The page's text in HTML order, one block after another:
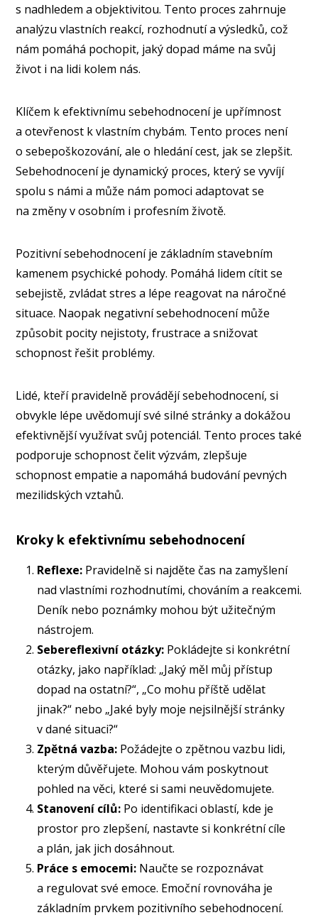
s nadhledem a objektivitou. Tento proces zahrnuje
analýzu vlastních reakcí, rozhodnutí a výsledků, což
nám pomáhá pochopit, jaký dopad máme na svůj
život i na lidi kolem nás.
Klíčem k efektivnímu sebehodnocení je upřímnost
a otevřenost k vlastním chybám. Tento proces není
o sebepoškozování, ale o hledání cest, jak se zlepšit.
Sebehodnocení je dynamický proces, který se vyvíjí
spolu s námi a může nám pomoci adaptovat se
na změny v osobním i profesním životě.
Pozitivní sebehodnocení je základním stavebním
kamenem psychické pohody. Pomáhá lidem cítit se
sebejistě, zvládat stres a lépe reagovat na náročné
situace. Naopak negativní sebehodnocení může
způsobit pocity nejistoty, frustrace a snižovat
schopnost řešit problémy.
Lidé, kteří pravidelně provádějí sebehodnocení, si
obvykle lépe uvědomují své silné stránky a dokážou
efektivnější využívat svůj potenciál. Tento proces také
podporuje schopnost čelit výzvám, zlepšuje
schopnost empatie a napomáhá budování pevných
mezilidských vztahů.
Kroky k efektivnímu sebehodnocení
Reflexe: Pravidelně si najděte čas na zamyšlení
nad vlastními rozhodnutími, chováním a reakcemi.
Deník nebo poznámky mohou být užitečným
nástrojem.
Sebereflexivní otázky: Pokládejte si konkrétní
otázky, jako například: „Jaký měl můj přístup
dopad na ostatní?“, „Co mohu příště udělat
jinak?“ nebo „Jaké byly moje nejsilnější stránky
v dané situaci?“
Zpětná vazba: Požádejte o zpětnou vazbu lidi,
kterým důvěřujete. Mohou vám poskytnout
pohled na věci, které si sami neuvědomujete.
Stanovení cílů: Po identifikaci oblastí, kde je
prostor pro zlepšení, nastavte si konkrétní cíle
a plán, jak jich dosáhnout.
Práce s emocemi: Naučte se rozpoznávat
a regulovat své emoce. Emoční rovnováha je
základním prvkem pozitivního sebehodnocení.